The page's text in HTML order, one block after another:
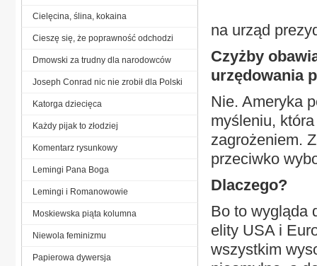
na urząd
Czyżby
urzędowania
Nie. Ameryka
myśleniu,
zagrożeniem.
przeciwko
Dlaczego?
Bo to wygląda
elity USA i
wszystkim
Cielęcina, ślina, kokaina
Cieszę się, że poprawność odchodzi
Dmowski za trudny dla narodowców
Joseph Conrad nic nie zrobił dla Polski
Katorga dziecięca
Każdy pijak to złodziej
Komentarz rysunkowy
Lemingi Pana Boga
Lemingi i Romanowowie
Moskiewska piąta kolumna
Niewola feminizmu
Papierowa dywersja